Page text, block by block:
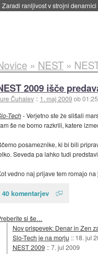
Zaradi ranljivost v strojni
» NEST»
2009 išče
Čuhalev :: 1. maj 2009ob 01:25
Tech- Verjetno ste že slišali
še ne bomo razkrili, katere
posameznike, ki bi bili
Seveda pa lahko tudi
vedno naj prijave tem romajo na
40 komentarjev
si še…
Nov prispevek: Denar in Zen
Slo-Tech je na morju :: 18. jul
NEST 2009 ::7. jul 2009